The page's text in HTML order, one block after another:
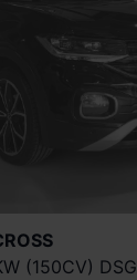
(150CV) DSG